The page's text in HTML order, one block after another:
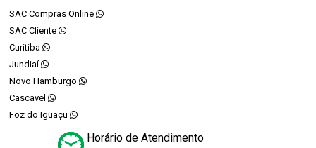
SAC Compras Online
SAC Cliente
Curitiba
Jundiaí
Novo Hamburgo
Cascavel
Foz do Iguaçu
Horário de Atendimento